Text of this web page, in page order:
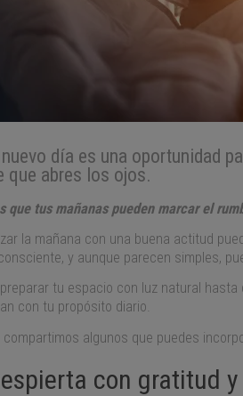
nuevo día es una oportunidad
que abres los ojos.
que tus mañanas pueden marcar el
la mañana con una buena actitud
y aunque parecen simples,
tu espacio con luz natural
con tu propósito diario.
compartimos algunos que puedes
con gratitud